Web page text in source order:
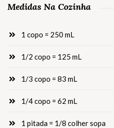
Medidas Na Cozinha
1 copo = 250 mL
1/2 copo = 125 mL
1/3 copo = 83 mL
1/4 copo = 62 mL
1 pitada = 1/8 colher sopa